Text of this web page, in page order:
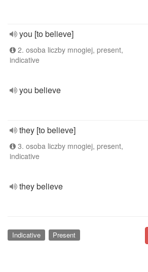
you [to believe]
2. osoba liczby mnogiej, present,
indicative
you believe
they [to believe]
3. osoba liczby mnogiej, present,
indicative
they believe
Indicative Present